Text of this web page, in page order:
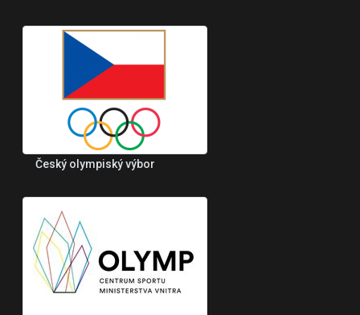
Český olympiský výbor